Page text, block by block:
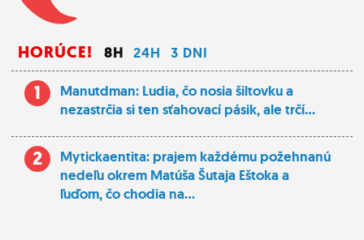
HORÚCE! 8H 24H 3 DNI
1
Manutdman: Ludia, čo nosia šiltovku a
nezastrčia si ten sťahovací pásik, ale trčí...
2
Mytickaentita: prajem každému požehnanú
nedeľu okrem Matúša Šutaja Eštoka a
ľuďom, čo chodia na...